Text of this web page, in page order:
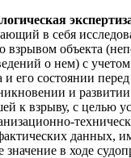
в себя
взрывом объекта
о нем) с
и его состоянии
и
к взрыву, с целью
данных,
значение в ходе